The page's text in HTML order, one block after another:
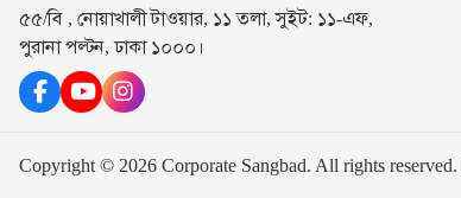
৫৫/বি , নোয়াখালী টাওয়ার, ১১ তলা, সুইট: ১১-এফ,
পুরানা পল্টন, ঢাকা ১০০০।
Copyright © 2026 Corporate Sangbad. All rights reserved.